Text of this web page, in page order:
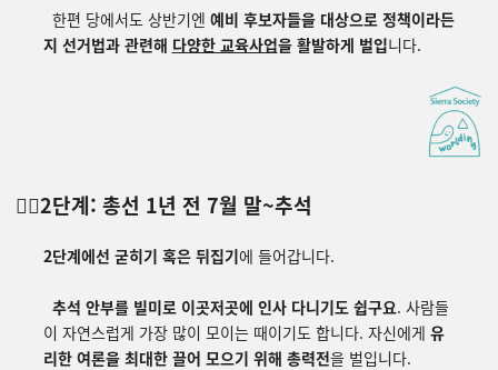
한편 당에서도 상반기엔 예비 후보자들을 대상으로 정책이라든
지 선거법과 관련해 다양한 교육사업을 활발하게 벌입니다.
👉🏽2단계: 총선 1년 전 7월 말~추석
2단계에선 굳히기 혹은 뒤집기에 들어갑니다.
추석 안부를 빌미로 이곳저곳에 인사 다니기도 쉽구요. 사람들
이 자연스럽게 가장 많이 모이는 때이기도 합니다. 자신에게 유
리한 여론을 최대한 끌어 모으기 위해 총력전을 벌입니다.